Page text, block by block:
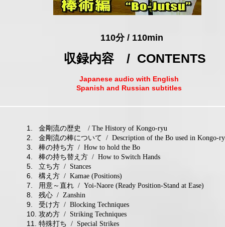
​110分 / 110min
収録内容 / CONTENTS
Japanese audio with English
Spanish and Russian subtitles
1. 金剛流の歴史 / The History of Kongo-ryu
2. 金剛流の棒について / Description of the Bo used in Kongo-
3. 棒の持ち方 / How to hold the Bo
4. 棒の持ち替え方 / How to Switch Hands
5. 立ち方 / Stances
6. 構え方 / Kamae (Positions)
7. 用意～直れ / Yoi-Naore (Ready Position-Stand at Ease)
8. 残心 / Zanshin
9. 受け方 / Blocking Techniques
10. 攻め方 / Striking Techniques
11. 特殊打ち / Special Strikes